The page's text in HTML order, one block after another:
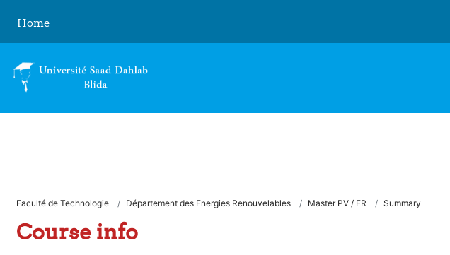
Home
Faculté de Technologie Département des Energies Renouvelables Master PV / ER Summary
Course info